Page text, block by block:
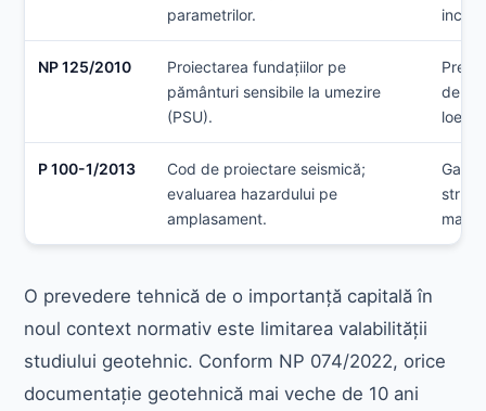
parametrilor.
NP 125/2010
Proiectarea fundațiilor pe
pământuri sensibile la umezire
(PSU).
de
P 100-1/2013
Cod de proiectare seismică;
evaluarea hazardului pe
amplasament.
O prevedere tehnică de o importanță capitală în
noul context normativ este limitarea valabilității
studiului geotehnic. Conform NP 074/2022, orice
documentație geotehnică mai veche de 10 ani